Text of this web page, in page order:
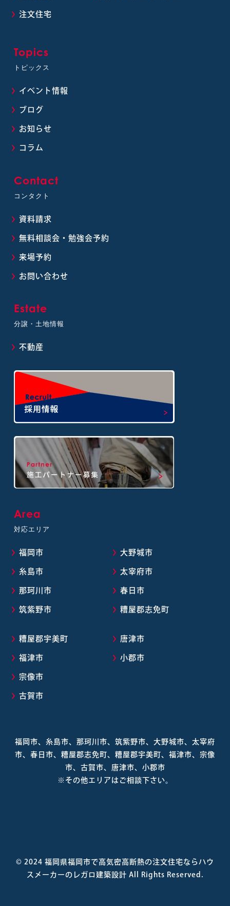
注文住宅
Topics
トピックス
イベント情報
ブログ
お知らせ
コラム
Contact
コンタクト
資料請求
無料相談会・勉強会予約
来場予約
お問い合わせ
Estate
分譲・土地情報
不動産
Area
対応エリア
福岡市
糸島市
那珂川市
筑紫野市
大野城市
太宰府市
春日市
糟屋郡志免町
糟屋郡宇美町
福津市
宗像市
古賀市
唐津市
小郡市
福岡市、糸島市、那珂川市、筑紫野市、大野城市、太宰府
市、春日市、糟屋郡志免町、糟屋郡宇美町、福津市、宗像
市、古賀市、唐津市、小郡市
※その他エリアはご相談下さい。
© 2024 福岡県福岡市で高気密高断熱の注文住宅ならハウ
スメーカーのレガロ建築設計 All Rights Reserved.